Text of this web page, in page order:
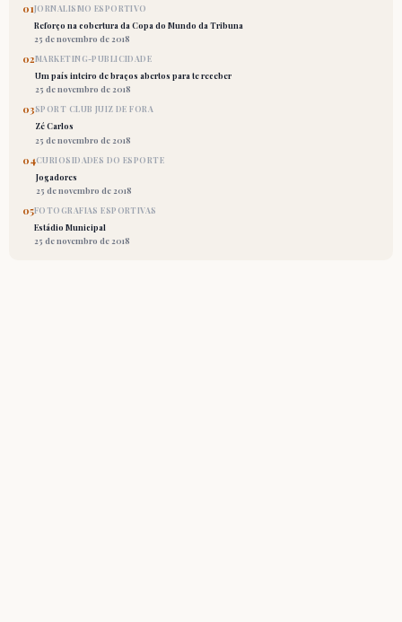
01JORNALISMO ESPORTIVO
Reforço na cobertura da Copa do Mundo da Tribuna
25 de novembro de 2018
02MARKETING-PUBLICIDADE
Um país inteiro de braços abertos para te receber
25 de novembro de 2018
03SPORT CLUB JUIZ DE FORA
Zé Carlos
25 de novembro de 2018
04CURIOSIDADES DO ESPORTE
Jogadores
25 de novembro de 2018
05FOTOGRAFIAS ESPORTIVAS
Estádio Municipal
25 de novembro de 2018